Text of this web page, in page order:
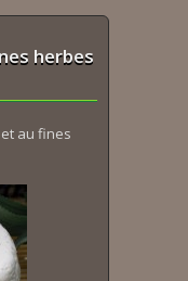
herbes
au fines